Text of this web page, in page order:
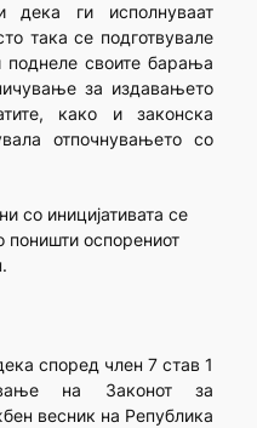
дека ги исполнуваат
така се подготвувале
поднеле своите барања
за издавањето
како и законска
отпочнувањето со
со иницијативата се
поништи оспорениот
според член 7 став 1
на Законот за
весник на Република